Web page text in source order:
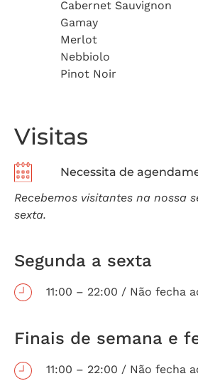
Cabernet Sauvignon
Gamay
Merlot
Nebbiolo
Pinot Noir
Visitas
Necessita de
Recebemos visitantes na nossa
sexta.
Segunda a sexta
11:00 – 22:00 / Não fecha
Finais de semana e
11:00 – 22:00 / Não fecha